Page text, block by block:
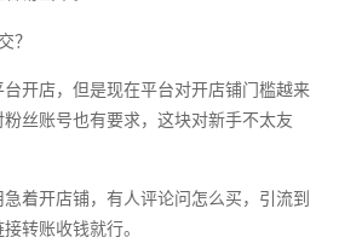
？
开店，但是现在平台对开店铺门槛越来
丝账号也有要求，这块对新手不太友
着开店铺，有人评论问怎么买，引流到
转账收钱就行。